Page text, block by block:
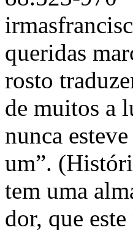
queridas
rosto
de muitos a
nunca
um”.
tem uma
dor, que